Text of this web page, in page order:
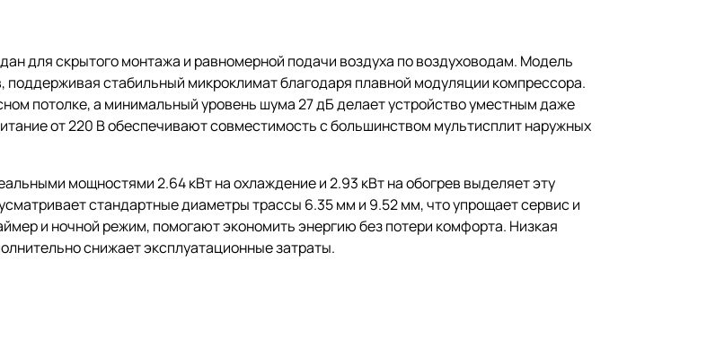
для скрытого монтажа и равномерной подачи воздуха по воздуховодам. Модель
стабильный микроклимат благодаря плавной модуляции компрессора.
потолке, а минимальный уровень шума 27 дБ делает устройство уместным даже
от 220 В обеспечивают совместимость с большинством мультисплит наружных
мощностями 2.64 кВт на охлаждение и 2.93 кВт на обогрев выделяет эту
стандартные диаметры трассы 6.35 мм и 9.52 мм, что упрощает сервис и
и ночной режим, помогают экономить энергию без потери комфорта. Низкая
снижает эксплуатационные затраты.